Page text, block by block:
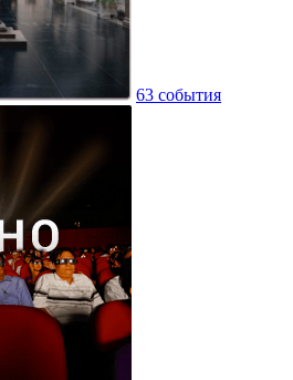
63 события